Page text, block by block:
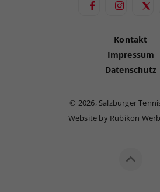
Kontakt
Impressum
Datenschutz
© 2026, Salzburger
Website by Rubikon